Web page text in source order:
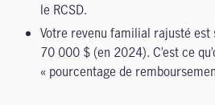
le RCSD.
Votre revenu familial rajusté est
70 000 $ (en 2024). C’est ce
« pourcentage de